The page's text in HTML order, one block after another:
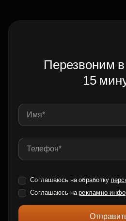
Перезвоним
15
Соглашаюсь на обработку
Соглашаюсь нарекламно-